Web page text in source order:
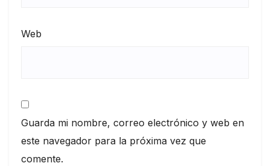
Web
Guarda mi nombre, correo electrónico y web en
este navegador para la próxima vez que
comente.